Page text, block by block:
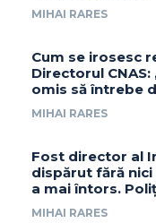
MIHAI RARES
Cum se irosesc
Directorul
omis să întrebe
MIHAI RARES
Fost director al
dispărut fără nici
a mai întors.
MIHAI RARES